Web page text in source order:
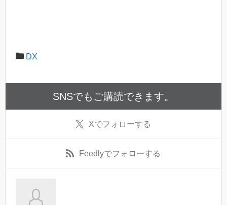
DX
SNSでもご購読できます。
Xでフォローする
Feedlyでフォローする